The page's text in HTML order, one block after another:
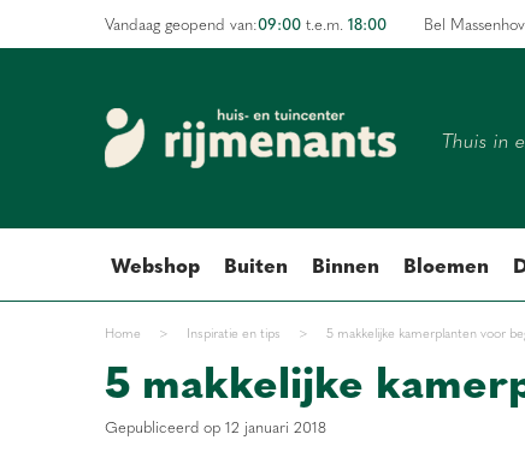
Home > Inspiratie en tips > 5 makkelijke kamerplanten voor
Vandaag geopend van:09:00 t.e.m. 18:00
Thuis in
Webshop Buiten Binnen Bloemen
Bel
5 makkelijke
Gepubliceerd op 12 januari 2018